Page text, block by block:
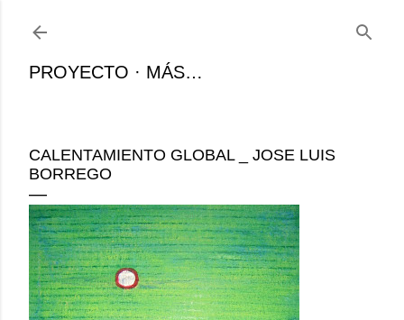
Ir al contenido principal
PROYECTO MÁS…
CALENTAMIENTO GLOBAL _ JOSE LUIS
BORREGO